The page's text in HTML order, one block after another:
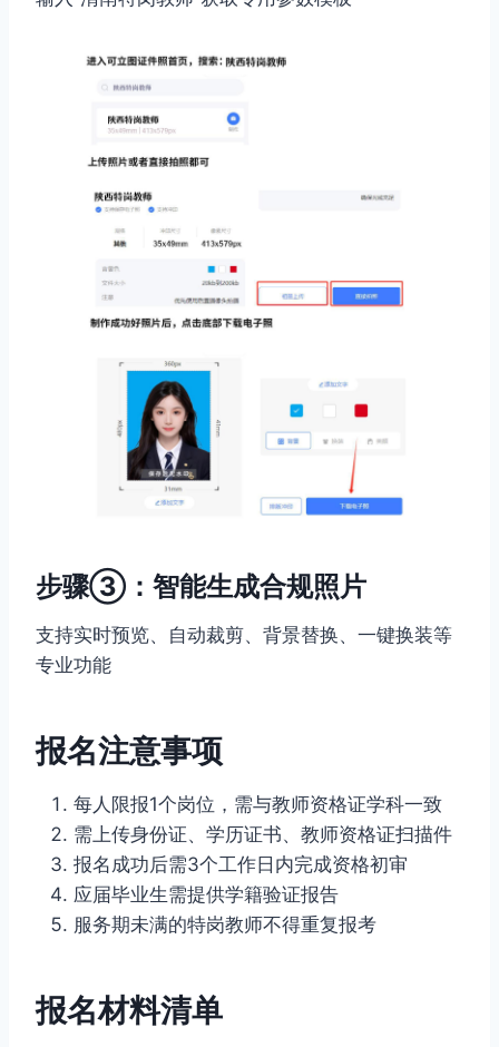
步骤③：智能生成合规照片
支持实时预览、自动裁剪、背景替换、一键换装等
专业功能
报名注意事项
每人限报1个岗位，需与教师资格证学科一致
需上传身份证、学历证书、教师资格证扫描件
报名成功后需3个工作日内完成资格初审
应届毕业生需提供学籍验证报告
服务期未满的特岗教师不得重复报考
报名材料清单